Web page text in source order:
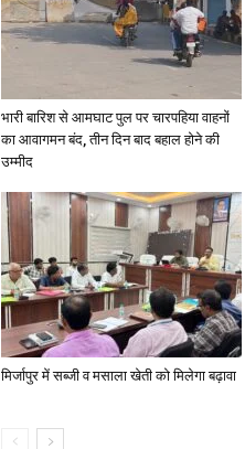
भारी बारिश से आमघाट पुल पर चारपहिया वाहनों
का आवागमन बंद, तीन दिन बाद बहाल होने की
उम्मीद
मिर्जापुर में सब्जी व मसाला खेती को मिलेगा बढ़ावा